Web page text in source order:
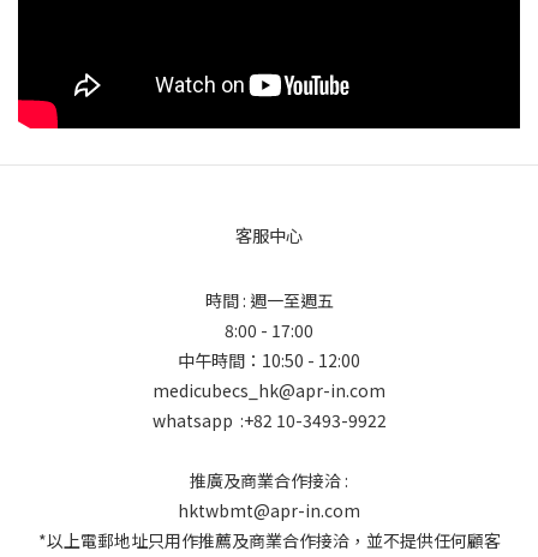
客服中心
時間 : 週一至週五
8:00 - 17:00
中午時間：10:50 - 12:00
medicubecs_hk@apr-in.com
whatsapp :+82 10-3493-9922
推廣及商業合作接洽 :
hktwbmt@apr-in.com
*以上電郵地址只用作推薦及商業合作接洽，並不提供任何顧客